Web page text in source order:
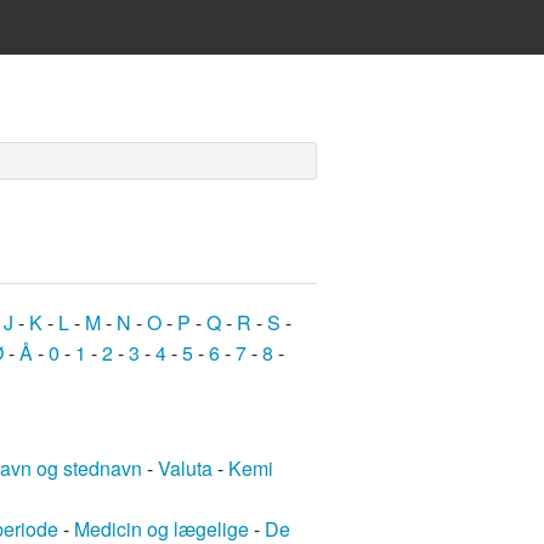
J - K- L- M- N -O- P -Q- R -S -
-Å-0 - 1 -2-3 -4-5-6-7-8 -
og stednavn -Valuta- Kemi
- Medicin og lægelige- De